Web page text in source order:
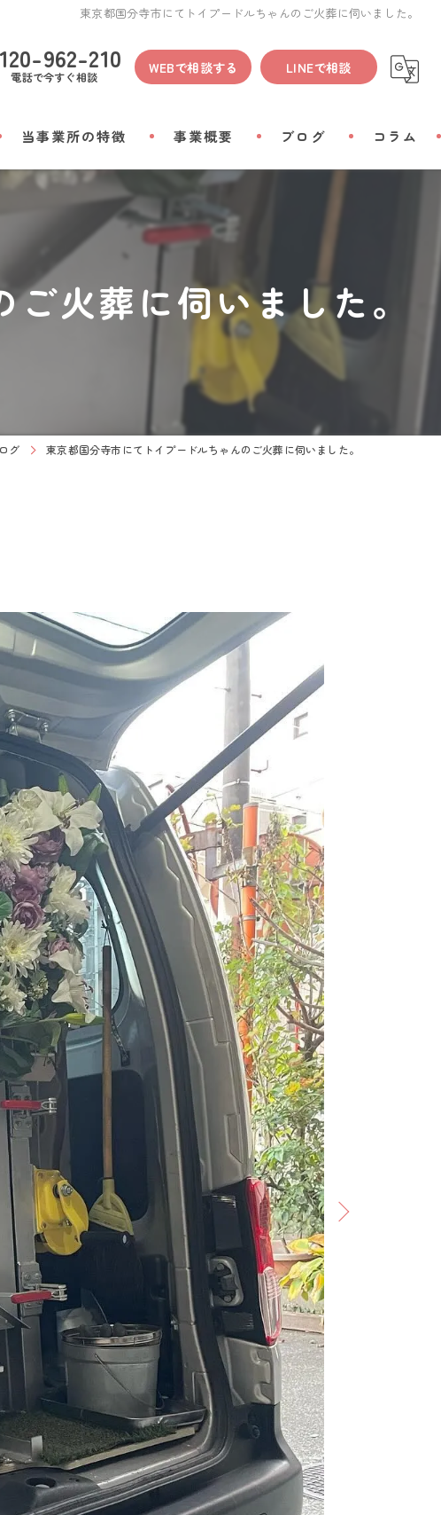
東京都国分寺市にてトイプードルちゃんのご火葬に伺いました。
962-210
電話で今すぐ相談
WEBで相談する LINEで相談
当事業所の特徴
24時間
小動物
立ち会い
事業概要 ブログ コラム
火葬に伺いました。
グ 東京都国分寺市にてトイプードルちゃんのご火葬に伺いました。